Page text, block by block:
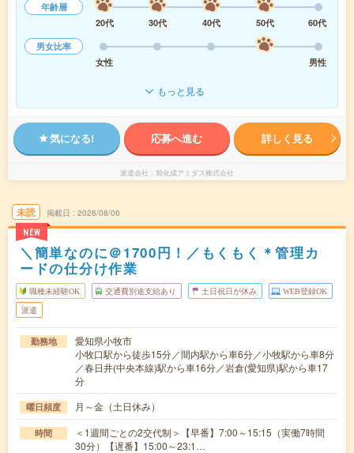
年齢層
20代
30代 40代 50代
60代
男女比率
女性
男性
もっと見る
気になる! 応募へ進む 詳しく見る
派遣会社 旭化成アミダス株式会社
未読
NEW
掲載日 2026/08/06
＼簡単なのに＠1700円！／もくもく＊管理カ
ードの仕分け作業
職種未経験OK 交通費別途支給あり 土日祝日が休み WEB登録OK
派遣
勤務地
愛知県小牧市
小牧口駅から徒歩15分／間内駅から車6分／小牧駅から車8分
／春日井(中央本線)駅から車16分／岩倉(愛知県)駅から車17
分
曜日頻度 月～金（土日休み）
時間
＜1週間ごとの2交代制＞【早番】7:00～15:15（実働7時間
30分）【遅番】15:00～23:1…